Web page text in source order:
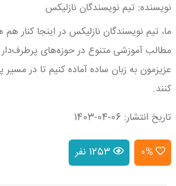
نویسنده: تیم نویسندگان نازلیکس
ما، تیم نویسندگان نازلیکس در اینجا کنار
مطالب آموزشی متنوع در حوزه‌های پرطرف‌دار
عزیزمون به زبان ساده آماده کنیم تا در
کنند.
تاریخ انتشار: 06-04-1403
0% 1253 نفر